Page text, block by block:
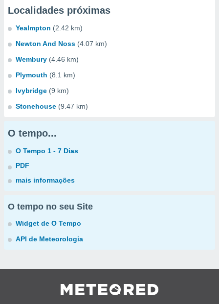
Localidades próximas
Yealmpton (2.42 km)
Newton And Noss (4.07 km)
Wembury (4.46 km)
Plymouth (8.1 km)
Ivybridge (9 km)
Stonehouse (9.47 km)
O tempo...
O Tempo 1 - 7 Dias
PDF
mais informações
O tempo no seu Site
Widget de O Tempo
API de Meteorologia